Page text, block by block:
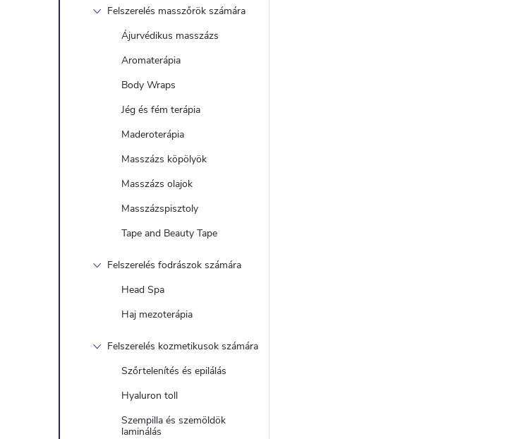
Felszerelés masszőrök számára
Ájurvédikus masszázs
Aromaterápia
Body Wraps
Jég és fém terápia
Maderoterápia
Masszázs köpölyök
Masszázs olajok
Masszázspisztoly
Tape and Beauty Tape
Felszerelés fodrászok számára
Head Spa
Haj mezoterápia
Felszerelés kozmetikusok számára
Szőrtelenítés és epilálás
Hyaluron toll
Szempilla és szemöldök
laminálás